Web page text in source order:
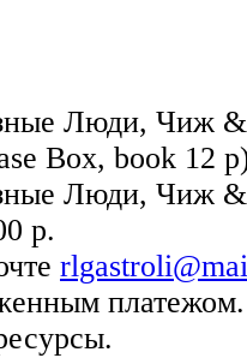
Люди, Чиж
Box, book 12
Люди, Чиж
р.